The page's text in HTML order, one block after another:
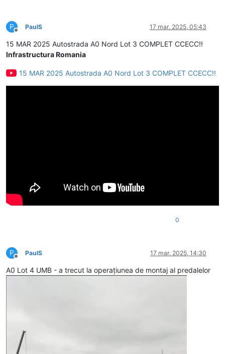
P
Deconectat
PaulS 17 mar. 2025, 05:43
15 MAR 2025 Autostrada A0 Nord Lot 3 COMPLET CCECC!!
Infrastructura Romania
15 MAR 2025 Autostrada A0 Nord Lot 3 COMPLET CCECC!!
0
P
Deconectat
PaulS 17 mar. 2025, 14:30
A0 Lot 4 UMB - a trecut la operațiunea de montaj al predalelor